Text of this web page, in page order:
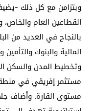
وبتزامن مع كل ذلك -
القطاعين العام والخاص،
بالنجاح في العديد من
المالية والبنوك والتأمين
وتخطيط المدن والسكن
مستثمر إفريقي في
مستوى القارة. وأضاف